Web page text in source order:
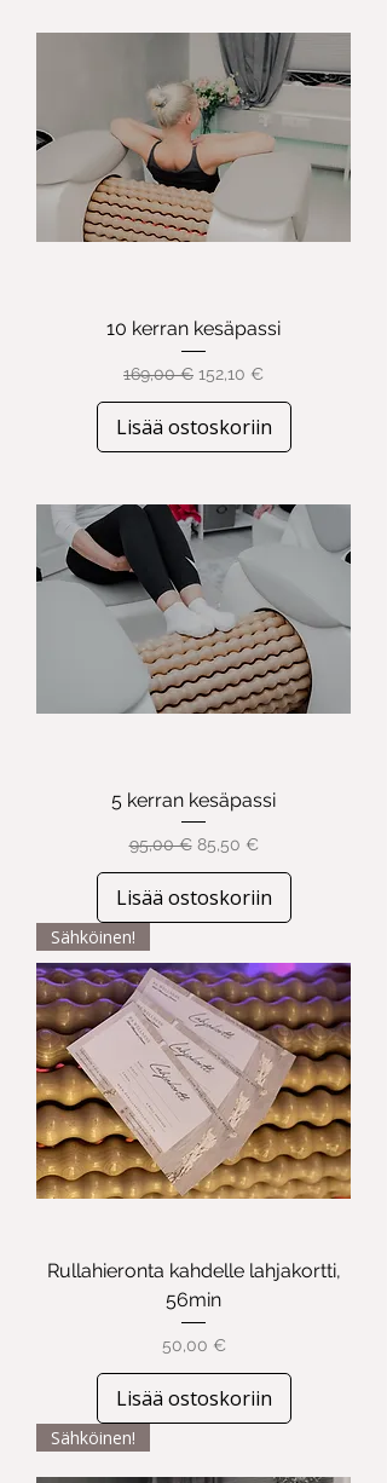
10 kerran kesäpassi
Normaali hinta
169,00 € Alehinta
152,10 €
Lisää ostoskoriin
5 kerran kesäpassi
Normaali hinta
95,00 € Alehinta
85,50 €
Lisää ostoskoriin
Sähköinen!
Rullahieronta kahdelle lahjakortti,
56min
Hinta
50,00 €
Lisää ostoskoriin
Sähköinen!